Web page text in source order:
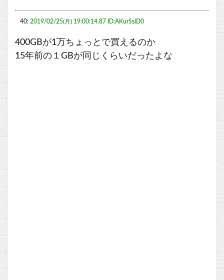
40: 2019/02/25(月) 19:00:14.87 ID:AKurSslD0
400GBが1万ちょっとで買えるのか
15年前の１GBが同じくらいだったよな